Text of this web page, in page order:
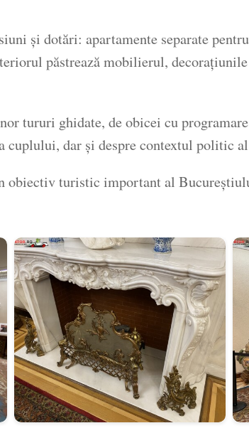
și dotări: apartamente separate
păstrează mobilierul,
tururi ghidate, de obicei cu
cuplului, dar și despre contextul politic
obiectiv turistic important al